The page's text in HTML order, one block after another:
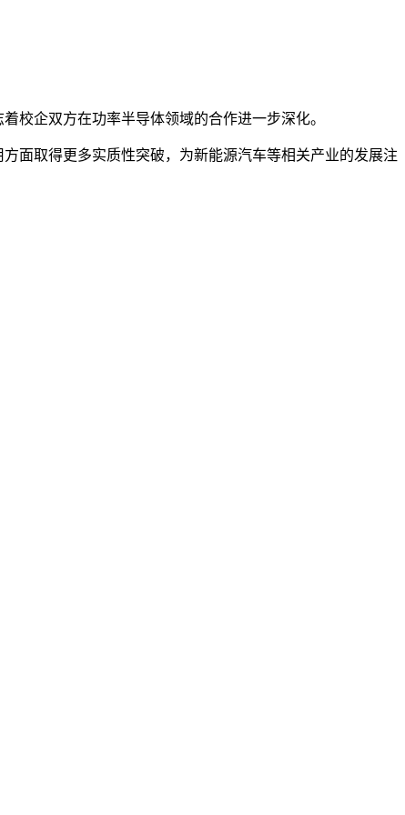
校企双方在功率半导体领域的合作进一步深化。
面取得更多实质性突破，为新能源汽车等相关产业的发展注